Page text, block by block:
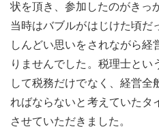
状を頂き、参加したのがきっ
当時はバブルがはじけた頃だ
しんどい思いをされながら経
りませんでした。税理士とい
して税務だけでなく、経営全
ればならないと考えていたタ
させていただきました。